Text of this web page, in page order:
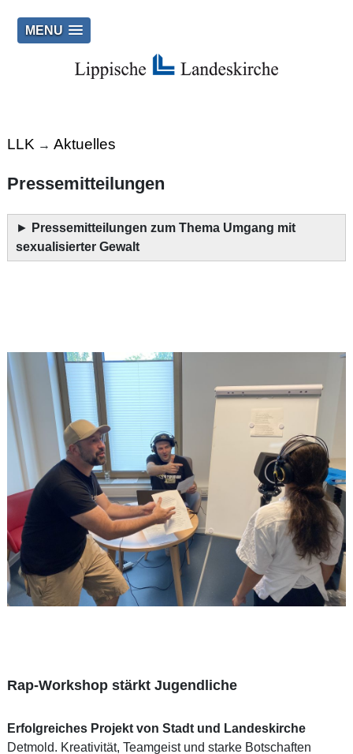
MENU
LLK → Aktuelles
Pressemitteilungen
► Pressemitteilungen zum Thema Umgang mit
sexualisierter Gewalt
Rap-Workshop stärkt Jugendliche
Erfolgreiches Projekt von Stadt und Landeskirche
Detmold. Kreativität, Teamgeist und starke Botschaften